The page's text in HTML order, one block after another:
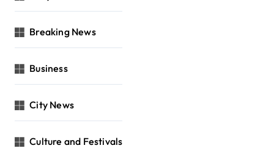
Breaking News
Business
City News
Culture and Festivals